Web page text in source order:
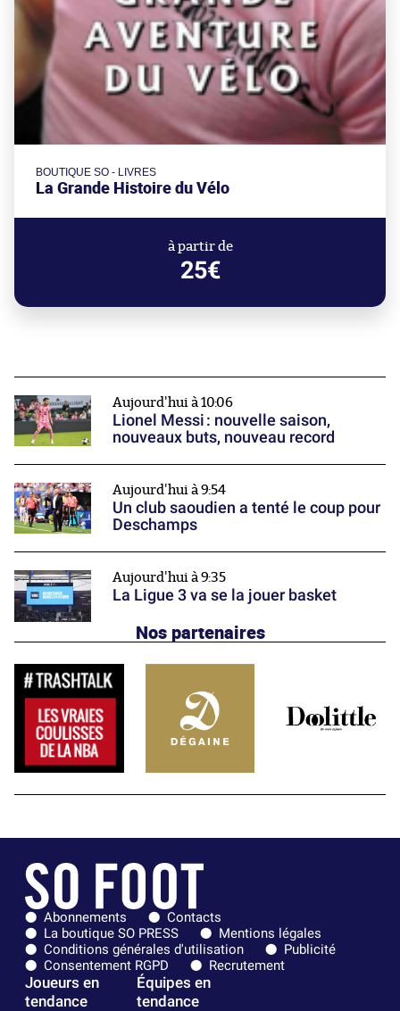
BOUTIQUE SO - LIVRES
La Grande Histoire du Vélo
à partir de
25€
Aujourd'hui à 10:06
Lionel Messi : nouvelle saison,
nouveaux buts, nouveau record
Aujourd'hui à 9:54
Un club saoudien a tenté le coup pour
Deschamps
Aujourd'hui à 9:35
La Ligue 3 va se la jouer basket
Nos partenaires
Abonnements
Contacts
La boutique SO PRESS
Mentions légales
Conditions générales d'utilisation
Publicité
Consentement RGPD
Recrutement
Joueurs en
tendance
Équipes en
tendance